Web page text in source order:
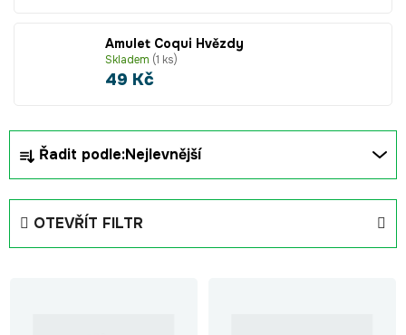
Amulet Coqui Hvězdy
Skladem (1 ks)
49 Kč
a
z
Řadit podle:Nejlevnější
OTEVŘÍT FILTR